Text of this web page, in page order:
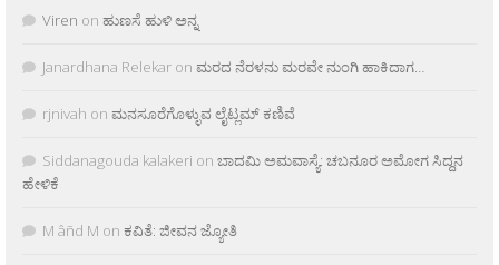
Viren on ಹುಣಸೆ ಹುಳಿ ಅನ್ನ
Janardhana Relekar on ಮರದ ನೆರಳನು ಮರವೇ ನುಂಗಿ ಹಾಕಿದಾಗ…
rjnivah on ಮನಸೂರೆಗೊಳ್ಳುವ ಲೈಟ್ಲಮ್ ಕಣಿವೆ
Siddanagouda kalakeri on ಬಾದಮಿ ಅಮವಾಸ್ಯೆ: ಚಬನೂರ ಅಮೋಗ ಸಿದ್ದನ
ಹೇಳಿಕೆ
M âñd M on ಕವಿತೆ: ಜೀವನ ಜ್ಯೋತಿ